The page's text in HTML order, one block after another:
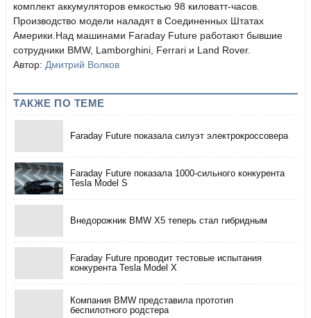
комплект аккумуляторов емкостью 98 киловатт-часов.
Производство модели наладят в Соединенных Штатах
Америки.Над машинами Faraday Future работают бывшие
сотрудники BMW, Lamborghini, Ferrari и Land Rover.
Автор: Дмитрий Волков
ТАКЖЕ ПО ТЕМЕ
Faraday Future показала силуэт электрокроссовера
Faraday Future показала 1000-сильного конкурента
Tesla Model S
Внедорожник BMW X5 теперь стал гибридным
Faraday Future проводит тестовые испытания
конкурента Tesla Model X
Компания BMW представила прототип
беспилотного родстера